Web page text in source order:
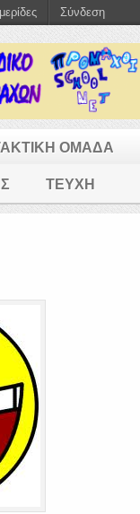
ΟΜΑΔΑ
ΤΕΥΧΗ
Σύνδεση